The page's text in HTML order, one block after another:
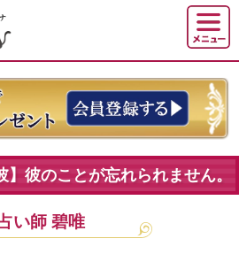
】彼のことが忘れられません。
い師 碧唯